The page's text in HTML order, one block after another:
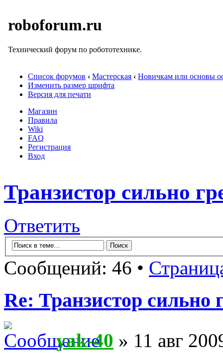
roboforum.ru
Технический форум по робототехнике.
Список форумов ‹ Мастерская ‹ Новичкам или основы
Изменить размер шрифта
Версия для печати
Магазин
Правила
Wiki
FAQ
Регистрация
Вход
Транзистор сильно
Ответить
Сообщений: 46 •
Re: Транзистор сильно
yak-40 » 11 авг